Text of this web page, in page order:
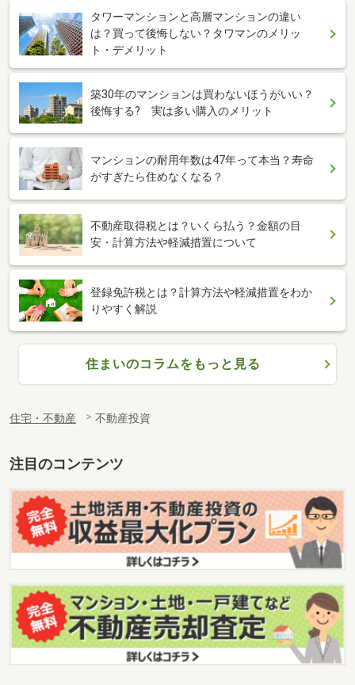
タワーマンションと高層マンションの違い
は？買って後悔しない？タワマンのメリッ
ト・デメリット
築30年のマンションは買わないほうがいい？
後悔する? 実は多い購入のメリット
マンションの耐用年数は47年って本当？寿命
がすぎたら住めなくなる？
不動産取得税とは？いくら払う？金額の目
安・計算方法や軽減措置について
登録免許税とは？計算方法や軽減措置をわか
りやすく解説
住まいのコラムをもっと見る
住宅・不動産 不動産投資
注目のコンテンツ